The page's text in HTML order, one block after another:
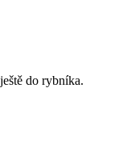
do rybníka.